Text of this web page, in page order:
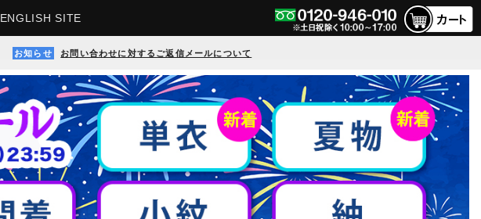
ENGLISH SITE
お知らせ お問い合わせに対するご返信メールについて